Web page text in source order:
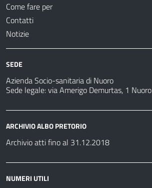
Come fare per
Contatti
Notizie
SEDE
Azienda Socio-sanitaria di Nuoro
Sede legale: via Amerigo Demurtas, 1 Nuoro
ARCHIVIO ALBO PRETORIO
Archivio atti fino al 31.12.2018
NUMERI UTILI